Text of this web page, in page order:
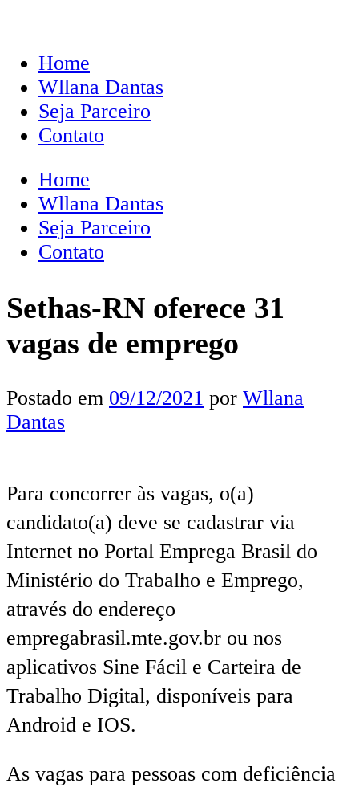
Home
Wllana Dantas
Seja Parceiro
Contato
Home
Wllana Dantas
Seja Parceiro
Contato
Sethas-RN oferece 31
vagas de emprego
Postado em 09/12/2021 por Wllana
Dantas
Para concorrer às vagas, o(a)
candidato(a) deve se cadastrar via
Internet no Portal Emprega Brasil do
Ministério do Trabalho e Emprego,
através do endereço
empregabrasil.mte.gov.br ou nos
aplicativos Sine Fácil e Carteira de
Trabalho Digital, disponíveis para
Android e IOS.
As vagas para pessoas com deficiência